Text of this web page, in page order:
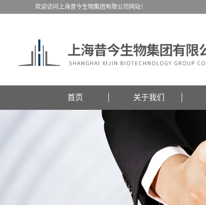
欢迎访问上海昔今生物集团有限公司网站！
首页 关于我们